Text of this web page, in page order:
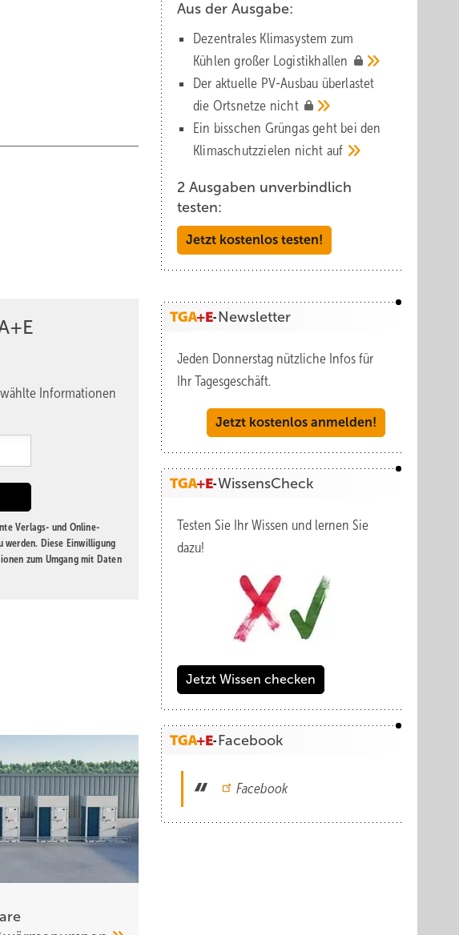
Informationen
Verlags- und Online-
werden. Diese Einwilligung
zum Umgang mit Daten
Aus der Ausgabe:
Dezentrales Klimasystem zum
Kühlen großer Logistik­hallen
Der aktuelle PV-Ausbau über­lastet
die Orts­netze nicht
Ein bisschen Grüngas geht bei den
Klima­schutz­zielen nicht auf
2 Ausgaben unverbindlich
testen:
Jetzt kostenlos testen!
Newsletter
Jeden Donnerstag nützliche Infos für
Ihr Tagesgeschäft.
Jetzt kostenlos anmelden!
WissensCheck
Testen Sie Ihr Wissen und lernen Sie
dazu!
Jetzt Wissen checken
Facebook
Facebook